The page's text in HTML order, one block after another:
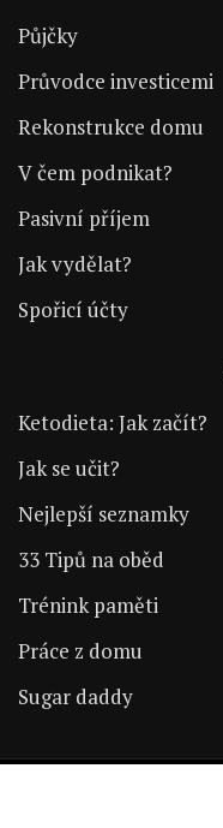
Půjčky
Průvodce investicemi
Rekonstrukce domu
V čem podnikat?
Pasivní příjem
Jak vydělat?
Spořicí účty
Ketodieta: Jak začít?
Jak se učit?
Nejlepší seznamky
33 Tipů na oběd
Trénink paměti
Práce z domu
Sugar daddy